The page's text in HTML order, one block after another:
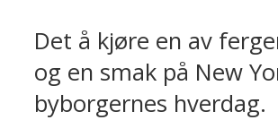
Det å kjøre en av
og en smak på New
byborgernes hverdag.